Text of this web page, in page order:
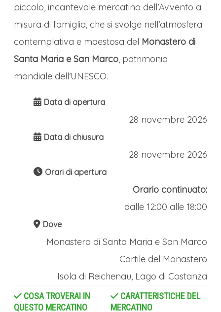
Friedrichshafen si trasforma in un presepe
luminoso.Il suo mercatino di Natale,
allestito lungo la pittoresca passeggiata
lacustre, offre un’atmosfera magica,
le luci delle casette di legno che brillano
riflettendosi sull’acqua scura. Tra le
bancarelle, si respirano profumi di vin
brûlé caldo, cannella e legno artigianale,
mentre si assaggiano specialità come il
Bratapfel (mela cotta speziata) e salsicce
fumanti. Un luogo dove tecnologia e
tradizione si fondono, regalando
un’esperienza natalizia sospesa tra il
ricordo dei pionieri del volo e la calda
COSTANZA, IL CENTRO MEDIOEVALE
Dopo il pranzo è il momento di visitare la
piccolo, incantevole mercatino dell’Avvento a
misura di famiglia, che si svolge nell’atmosfera
contemplativa e maestosa del Monastero di
Santa Maria e San Marco, patrimonio
mondiale dell’UNESCO.
Data di apertura
28 novembre 2026
Data di chiusura
28 novembre 2026
Orari di apertura
Orario continuato:
dalle 12:00 alle 18:00
Dove
Monastero di Santa Maria e San Marco
Cortile del Monastero
Isola di Reichenau, Lago di Costanza
COSA TROVERAI IN
QUESTO MERCATINO
CARATTERISTICHE DEL
MERCATINO